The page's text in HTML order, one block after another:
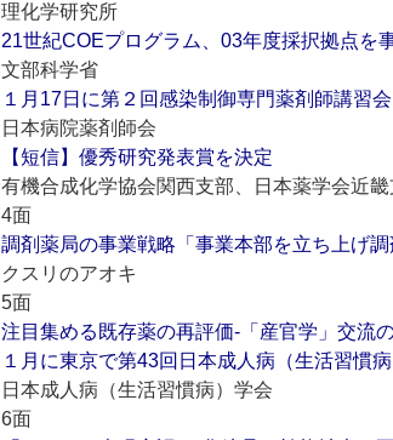
理化学研究所
21世紀COEプログラム、03年度採択拠点を
文部科学省
１月17日に第２回感染制御専門薬剤師講習会
日本病院薬剤師会
【短信】優秀研究発表賞を決定
有機合成化学協会関西支部、日本薬学会近畿
4面
調剤薬局の事業戦略「事業本部を立ち上げ調
クスリのアオキ
5面
注目集める既存薬の再評価‐「産官学」交流
１月に東京で第43回日本成人病（生活習慣
日本成人病（生活習慣病）学会
6面